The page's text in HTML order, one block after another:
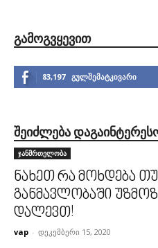
ᲒᲐᲛᲝᲒᲕᲧᲔᲕᲘᲗ
83,197 გულშემატკივარი
ᲨᲔᲘᲫᲚᲔᲑᲐ
ჯანმრთელობა
ნახეთ რა მოხდება
განმავლობაში
დალევთ!
vap - დეკემბერი 15, 2020